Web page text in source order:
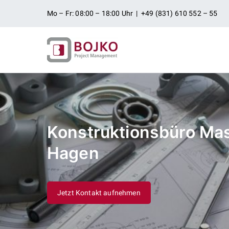
Mo – Fr: 08:00 – 18:00 Uhr | +49 (831) 610 552 – 55
Konstruktionsbüro
Hagen
Jetzt Kontakt aufnehmen